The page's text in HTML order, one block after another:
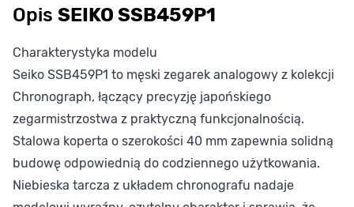
Opis SEIKO SSB459P1
Charakterystyka modelu
Seiko SSB459P1 to męski zegarek analogowy z kolekcji
Chronograph, łączący precyzję japońskiego
zegarmistrzostwa z praktyczną funkcjonalnością.
Stalowa koperta o szerokości 40 mm zapewnia solidną
budowę odpowiednią do codziennego użytkowania.
Niebieska tarcza z układem chronografu nadaje